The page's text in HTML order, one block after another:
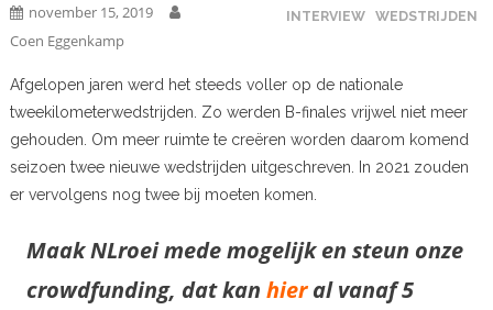
INTERVIEW WEDSTRIJDEN
november 15, 2019
Coen Eggenkamp
Afgelopen jaren werd het steeds voller op de nationale
tweekilometerwedstrijden. Zo werden B-finales vrijwel niet meer
gehouden. Om meer ruimte te creëren worden daarom komend
seizoen twee nieuwe wedstrijden uitgeschreven. In 2021 zouden
er vervolgens nog twee bij moeten komen.
Maak NLroei mede mogelijk en steun onze
crowdfunding, dat kan hieral vanaf 5